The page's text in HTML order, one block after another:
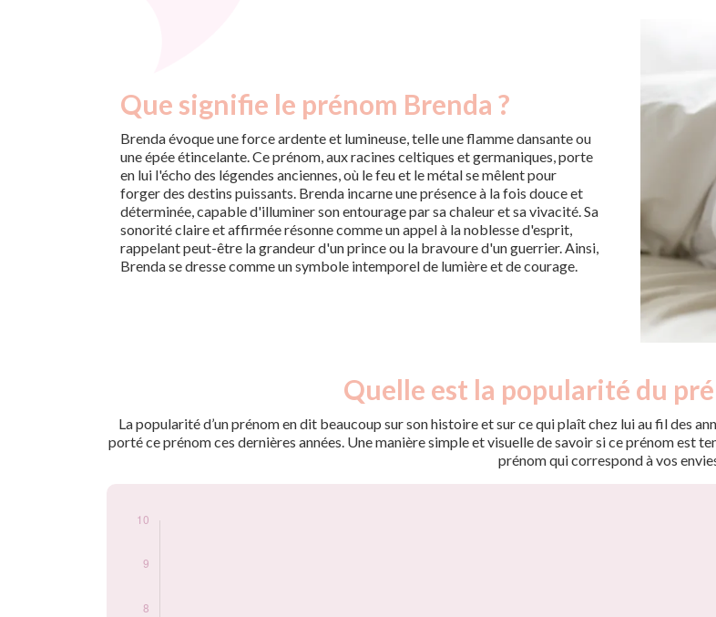
Que signifie le prénom Brenda ?
Brenda évoque une force ardente et lumineuse, telle une flamme dansante ou
une épée étincelante. Ce prénom, aux racines celtiques et germaniques, porte
en lui l'écho des légendes anciennes, où le feu et le métal se mêlent pour
forger des destins puissants. Brenda incarne une présence à la fois douce et
déterminée, capable d'illuminer son entourage par sa chaleur et sa vivacité. Sa
sonorité claire et affirmée résonne comme un appel à la noblesse d'esprit,
rappelant peut-être la grandeur d'un prince ou la bravoure d'un guerrier. Ainsi,
Brenda se dresse comme un symbole intemporel de lumière et de courage.
Quelle est la popularité du
La popularité d’un prénom en dit beaucoup sur son histoire et sur ce qui plaît chez lui au fil des
porté ce prénom ces dernières années. Une manière simple et visuelle de savoir si ce prénom est
prénom qui correspond à vos
2009
6
2010
10